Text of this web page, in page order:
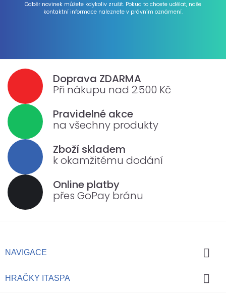
Odběr novinek můžete kdykoliv zrušit. Pokud to chcete udělat, naše
kontaktní informace naleznete v právním oznámení.
Doprava ZDARMA
Při nákupu nad 2.500 Kč
Pravidelné akce
na všechny produkty
Zboží skladem
k okamžitému dodání
Online platby
přes GoPay bránu
NAVIGACE 
HRAČKY ITASPA 